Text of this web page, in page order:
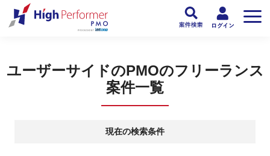
ユーザーサイドのPMOのフリーランス
案件一覧
現在の検索条件